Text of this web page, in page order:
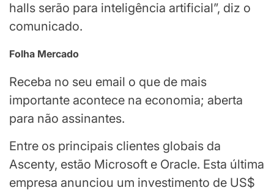
halls serão para inteligência artificial”, diz o
comunicado.
Folha Mercado
Receba no seu email o que de mais
importante acontece na economia; aberta
para não assinantes.
Entre os principais clientes globais da
Ascenty, estão Microsoft e Oracle. Esta última
empresa anunciou um investimento de US$